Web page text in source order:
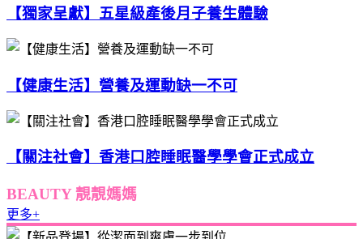
【獨家呈獻】五星級產後月子養生體驗
【健康生活】營養及運動缺一不可
【關注社會】香港口腔睡眠醫學學會正式成立
BEAUTY 靚靚媽媽
更多+